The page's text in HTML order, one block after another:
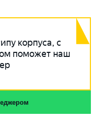
корпуса, с
поможет наш